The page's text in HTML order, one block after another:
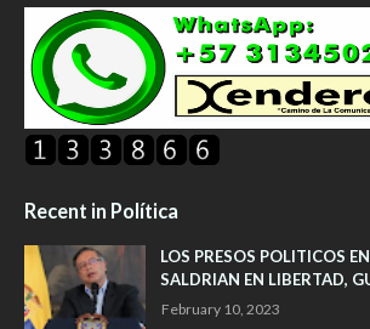
Recent in Política
LOS PRESOS POLITICOS
SALDRIAN EN LIBERTAD,
February 10, 2023